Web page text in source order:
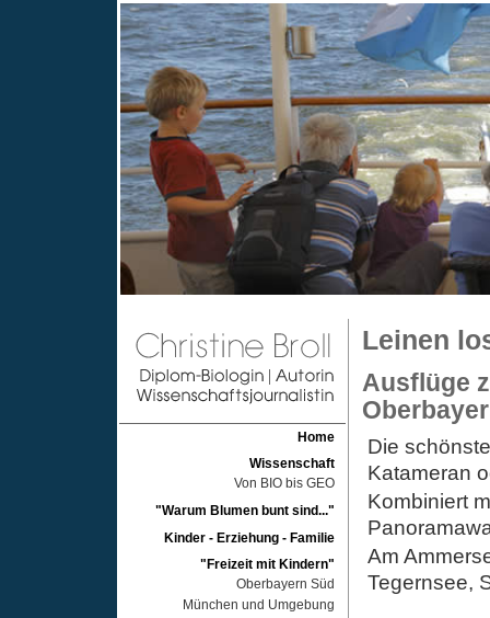
Home
Wissenschaft
Von BIO bis GEO
"Warum Blumen bunt sind..."
Kinder - Erziehung - Familie
"Freizeit mit Kindern"
Oberbayern Süd
München und Umgebung
Leinen
Ausflüge
Die
Katameran
Kombiniert
Am
Tegernsee,